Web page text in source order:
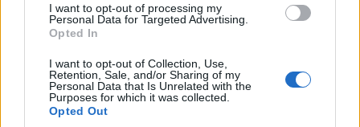
I want to opt-out of processing my
Personal Data for Targeted Advertising.
Opted In
I want to opt-out of Collection, Use,
Retention, Sale, and/or Sharing of my
Personal Data that Is Unrelated with the
Purposes for which it was collected.
Opted Out
NEWS E ATTUALITÀ